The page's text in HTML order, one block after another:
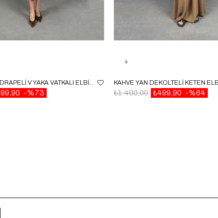
KAHVE ÖNDEN DRAPELI V YAKA VATKALI ELBISE GAUS00056
%73 %64
₺499,90
₺1.400,00